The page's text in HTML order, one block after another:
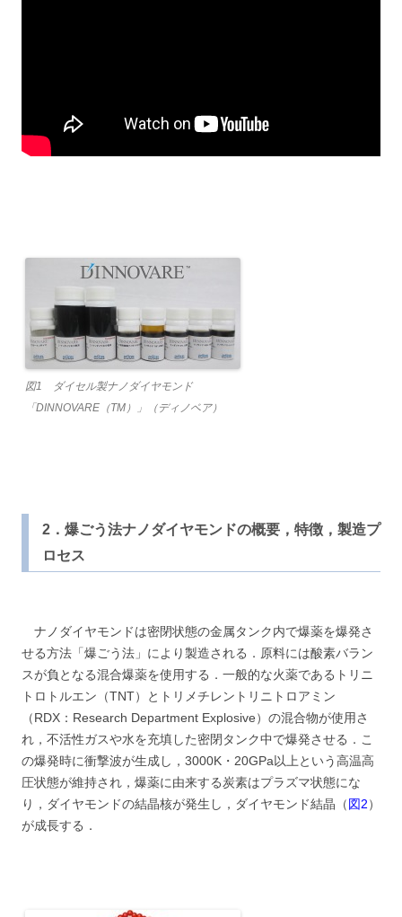
図1 ダイセル製ナノダイヤモンド
「DINNOVARE（TM）」（ディノベア）
2．爆ごう法ナノダイヤモンドの概要，特徴，製造プ
ロセス
ナノダイヤモンドは密閉状態の金属タンク内で爆薬を爆発さ
せる方法「爆ごう法」により製造される．原料には酸素バラン
スが負となる混合爆薬を使用する．一般的な火薬であるトリニ
トロトルエン（TNT）とトリメチレントリニトロアミン
（RDX：Research Department Explosive）の混合物が使用さ
れ，不活性ガスや水を充填した密閉タンク中で爆発させる．こ
の爆発時に衝撃波が生成し，3000K・20GPa以上という高温高
圧状態が維持され，爆薬に由来する炭素はプラズマ状態にな
り，ダイヤモンドの結晶核が発生し，ダイヤモンド結晶（図2）
が成長する．